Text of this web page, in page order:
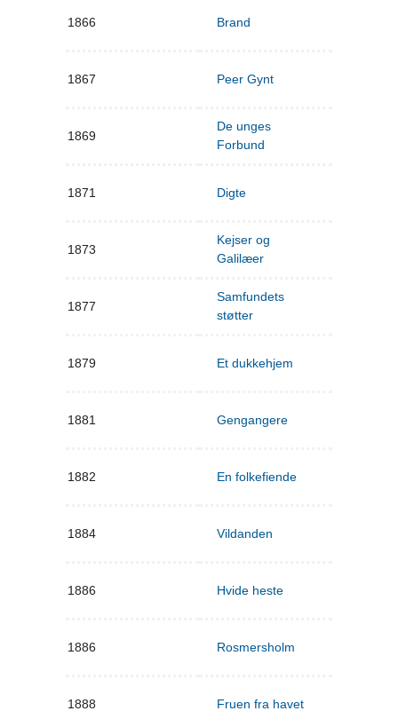
1866 Brand
1867 Peer Gynt
1869
De unges
Forbund
1871 Digte
1873
Kejser og
Galilæer
1877
Samfundets
støtter
1879 Et dukkehjem
1881 Gengangere
1882 En folkefiende
1884 Vildanden
1886 Hvide heste
1886 Rosmersholm
1888 Fruen fra havet